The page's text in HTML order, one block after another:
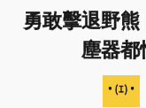
勇敢擊退野
塵器都